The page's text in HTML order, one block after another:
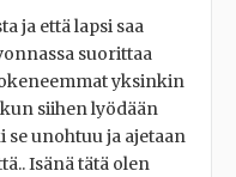
ja että lapsi saa
suorittaa
yksinkin
siihen lyödään
unohtuu ja ajetaan
Isänä tätä olen